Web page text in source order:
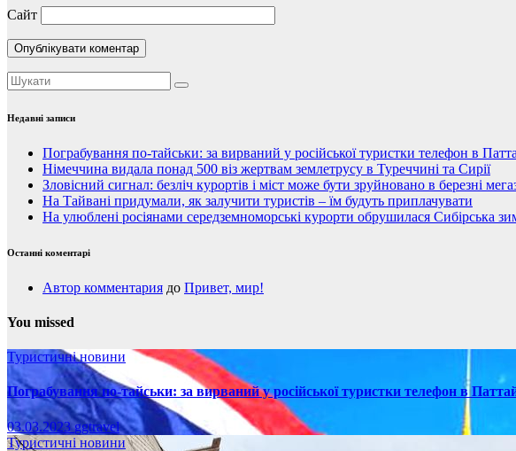
Сайт
Недавні записи
Пограбування по-тайськи: за вирваний у російської туристки телефон в
Німеччина видала понад 500 віз жертвам землетрусу в Туреччині та Сирії
Зловісний сигнал: безліч курортів і міст може бути зруйновано в березні
На Тайвані придумали, як залучити туристів – їм будуть приплачувати
На улюблені росіянами середземноморські курорти обрушилася Сибірська
Останні коментарі
Автор комментария до Привет, мир!
You missed
Туристичні новини
Пограбування по-тайськи: за вирваний у російської туристки телефон в
03.03.2023ggtravel
Туристичні новини